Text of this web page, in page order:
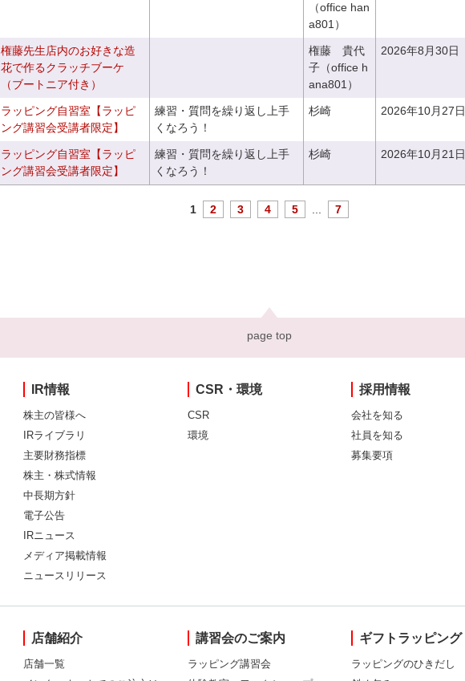
（office han
a801）
権藤先生店内のお好きな造
花で作るクラッチブーケ
（ブートニア付き）
権藤 貴代
子（office h
ana801）
2026年8月30日
ラッピング自習室【ラッピ
ング講習会受講者限定】
練習・質問を繰り返し上手
くなろう！
杉崎 2026年10月27日
ラッピング自習室【ラッピ
ング講習会受講者限定】
練習・質問を繰り返し上手
くなろう！
杉崎 2026年10月21日
1 2 3 4 5 7
page top
IR情報
株主の皆様へ
IRライブラリ
主要財務指標
株主・株式情報
中長期方針
電子公告
IRニュース
メディア掲載情報
ニュースリリース
CSR・環境
CSR
環境
採用情報
会社を知る
社員を知る
募集要項
店舗紹介
店舗一覧
講習会のご案内
ラッピング講習会
ギフトラッピング
ラッピングのひきだし